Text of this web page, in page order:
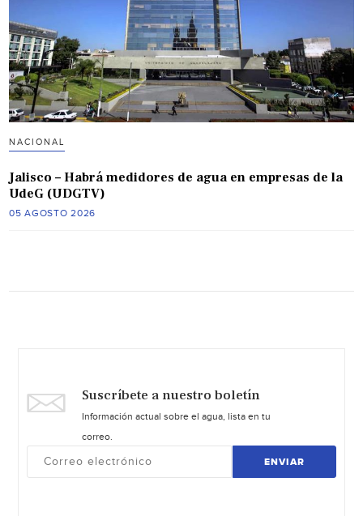
NACIONAL
Jalisco – Habrá medidores de agua en empresas de la
UdeG (UDGTV)
05 AGOSTO 2026
Suscríbete a nuestro boletín
Información actual sobre el agua, lista en tu
correo.
ENVIAR